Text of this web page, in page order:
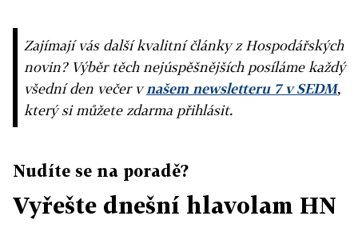
Zajímají vás další kvalitní články z Hospodářských
novin? Výběr těch nejúspěšnějších posíláme každý
všední den večer vnašem newsletteru 7 v SEDM,
který si můžete zdarma přihlásit.
Nudíte se na poradě?
Vyřešte dnešní hlavolam HN